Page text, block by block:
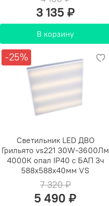
3 135 ₽
В корзину
-25%
Светильник LED ДВО
Грильято vs221 30W-3600Лм
4000К опал IP40 с БАП 3ч
588х588х40мм VS
7 320 ₽
5 490 ₽